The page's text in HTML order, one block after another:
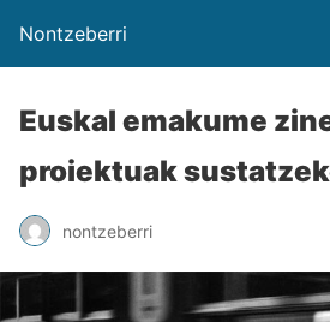
Nontzeberri
Euskal emakume
proiektuak
nontzeberri